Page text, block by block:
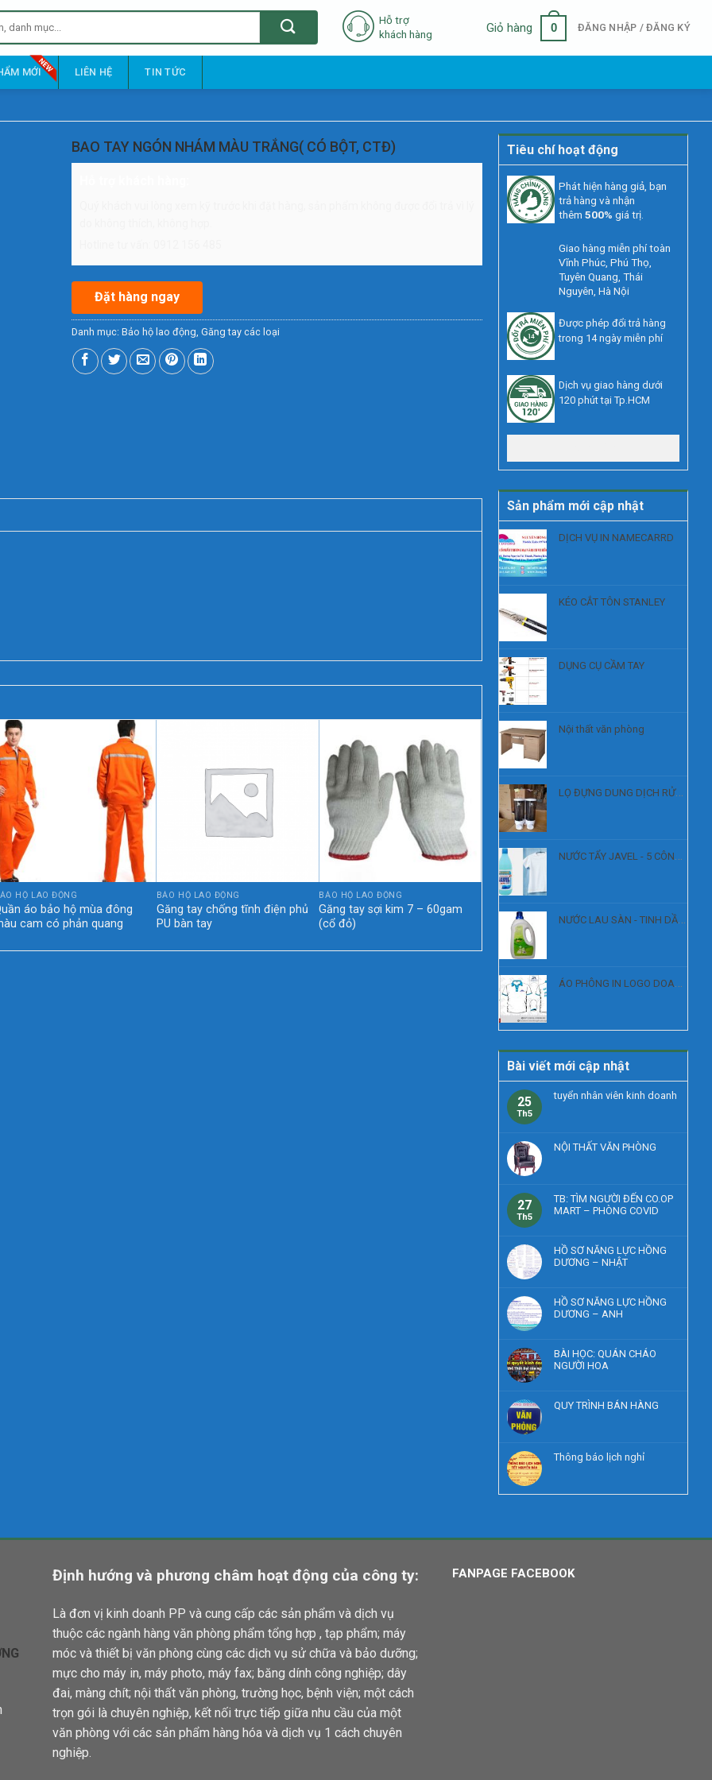
Hỗ trợ
khách hàng
Giỏ hàng 0 ĐĂNG NHẬP / ĐĂNG KÝ
MỚI LIÊN HỆ TIN TỨC
Tiêu chí hoạt động
Phát hiện hàng giả, bạn
trả hàng và nhận
thêm500% giá trị.
Giao hàng miễn phí toàn
Vĩnh Phúc, Phú Thọ,
Tuyên Quang, Thái
Nguyên, Hà Nội
Được phép đổi trả hàng
trong 14 ngày miễn phí
Dịch vụ giao hàng dưới
120 phút tại Tp.HCM
Sản phẩm mới cập nhật
DỊCH VỤ IN NAMECARRD
KÉO CẮT TÔN STANLEY
DỤNG CỤ CẦM TAY
Nội thất văn phòng
LỌ ĐỰNG DUNG DỊCH RỬA TAY, SÁT KHUẨN
NƯỚC TẨY JAVEL - 5 CÔNG DỤNG
NƯỚC LAU SÀN - TINH DẦU XẢ
ÁO PHÔNG IN LOGO DOANH NGHIỆP
Bài viết mới cập nhật
25
Th5
tuyển nhân viên kinh doanh
NỘI THẤT VĂN PHÒNG
27
Th5
TB: TÌM NGƯỜI ĐẾN CO.OP
MART – PHÒNG COVID
HỒ SƠ NĂNG LỰC HỒNG
DƯƠNG – NHẬT
HỒ SƠ NĂNG LỰC HỒNG
DƯƠNG – ANH
BÀI HỌC: QUÁN CHÁO
NGƯỜI HOA
QUY TRÌNH BÁN HÀNG
Thông báo lịch nghỉ
BAO TAY NGÓN NHÁM MÀU TRẮNG( CÓ BỘT, CTĐ)
Đặt hàng ngay
Danh mục: Bảo hộ lao động Găng tay các loại
HỘ LAO ĐỘNG
áo bảo hộ mùa đông
cam có phản quang
BẢO HỘ LAO ĐỘNG
Găng tay chống tĩnh điện phủ
PU bàn tay
BẢO HỘ LAO ĐỘNG
Găng tay sợi kim 7 – 60gam
(cổ đỏ)
BẢO HỘ LAO ĐỘNG
Găng tay bảo hộ chống thấm
nước Safety Jogger Prodry
Định hướng và phương châm hoạt động của công ty:
Là đơn vị kinh doanh PP và cung cấp các sản phẩm và dịch vụ
thuộc các ngành hàng văn phòng phẩm tổng hợp , tạp phẩm; máy
móc và thiết bị văn phòng cùng các dịch vụ sử chữa và bảo dưỡng;
mực cho máy in, máy photo, máy fax; băng dính công nghiệp; dây
đai, màng chít; nội thất văn phòng, trường học, bệnh viện; một cách
trọn gói là chuyên nghiệp, kết nối trực tiếp giữa nhu cầu của một
văn phòng với các sản phẩm hàng hóa và dịch vụ 1 cách chuyên
nghiệp.
FANPAGE FACEBOOK